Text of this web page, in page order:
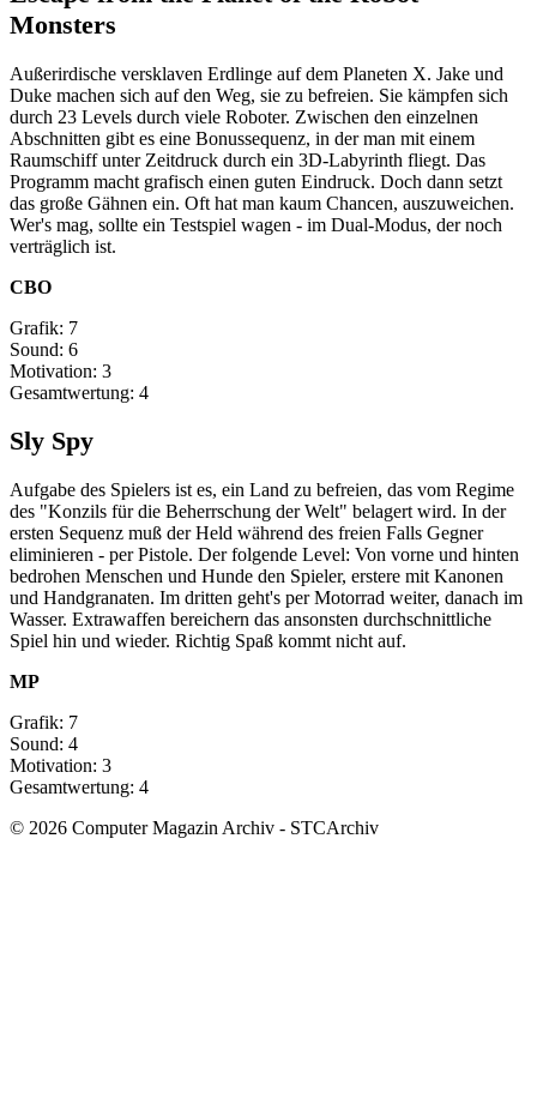
Monsters
Außerirdische versklaven Erdlinge auf dem Planeten X. Jake und
Duke machen sich auf den Weg, sie zu befreien. Sie kämpfen sich
durch 23 Levels durch viele Roboter. Zwischen den einzelnen
Abschnitten gibt es eine Bonussequenz, in der man mit einem
Raumschiff unter Zeitdruck durch ein 3D-Labyrinth fliegt. Das
Programm macht grafisch einen guten Eindruck. Doch dann setzt
das große Gähnen ein. Oft hat man kaum Chancen, auszuweichen.
Wer's mag, sollte ein Testspiel wagen - im Dual-Modus, der noch
verträglich ist.
CBO
Grafik: 7
Sound: 6
Motivation: 3
Gesamtwertung: 4
Sly Spy
Aufgabe des Spielers ist es, ein Land zu befreien, das vom Regime
des "Konzils für die Beherrschung der Welt" belagert wird. In der
ersten Sequenz muß der Held während des freien Falls Gegner
eliminieren - per Pistole. Der folgende Level: Von vorne und hinten
bedrohen Menschen und Hunde den Spieler, erstere mit Kanonen
und Handgranaten. Im dritten geht's per Motorrad weiter, danach im
Wasser. Extrawaffen bereichern das ansonsten durchschnittliche
Spiel hin und wieder. Richtig Spaß kommt nicht auf.
MP
Grafik: 7
Sound: 4
Motivation: 3
Gesamtwertung: 4
© 2026 Computer Magazin Archiv - STCArchiv